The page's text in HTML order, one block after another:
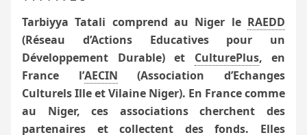
Tarbiyya Tatali comprend au Niger le RAEDD
(Réseau d’Actions Educatives pour un
Développement Durable) et CulturePlus, en
France l’AECIN (Association d’Echanges
Culturels Ille et Vilaine Niger). En France comme
au Niger, ces associations cherchent des
partenaires et collectent des fonds. Elles